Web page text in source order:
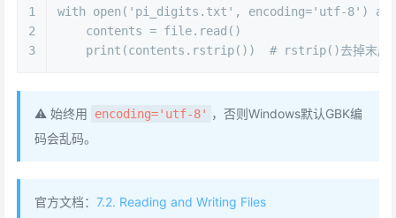
1
2
3
with open ( 'pi_digits.txt' , encoding='utf-8' ) as
    contents = file.read()
print (contents.rstrip()) # rstrip()去掉末尾
⚠️ 始终用 encoding='utf-8' ，否则Windows默认GBK编
码会乱码。
官方文档： 7.2. Reading and Writing Files